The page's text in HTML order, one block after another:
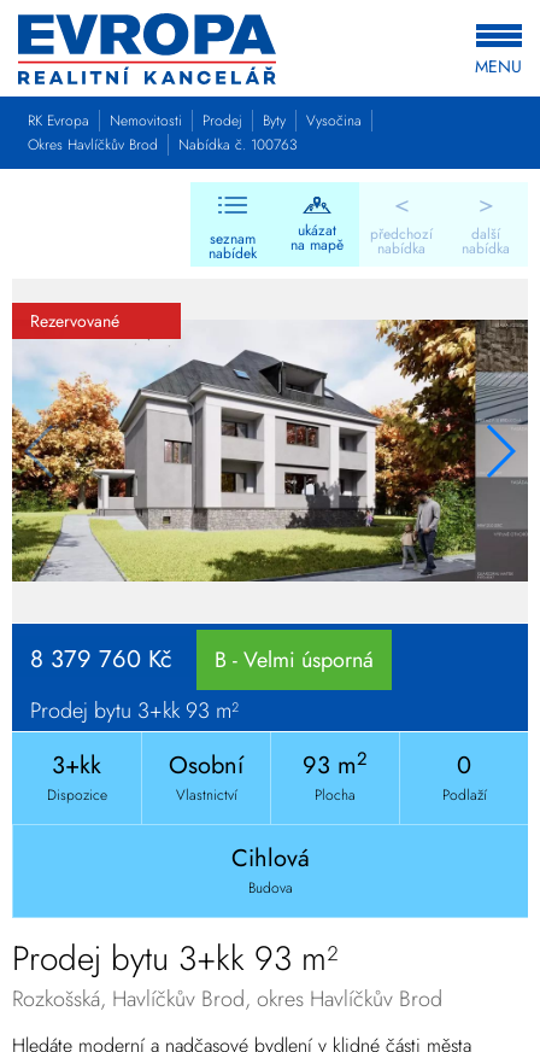
MENU
RK Evropa Nemovitosti Prodej Byty
Vysočina
Okres Havlíčkův Brod
Nabídka č. 100763
<
předchozí
nabídka
seznam
nabídek
ukázat
na mapě
>
další
nabídka
Rezervované
8 379 760 Kč
B - Velmi úsporná
Prodej bytu 3+kk 93 m²
3+kk
Dispozice
Osobní
Vlastnictví
93 m2
Plocha
0
Podlaží
Cihlová
Budova
Prodej bytu 3+kk 93 m²
Rozkošská, Havlíčkův Brod, okres Havlíčkův Brod
Hledáte moderní a nadčasové bydlení v klidné části města